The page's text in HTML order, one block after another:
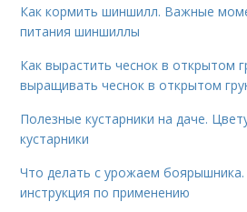
Как кормить шиншилл. Важные
питания шиншиллы
Как вырастить чеснок в открытом
выращивать чеснок в открытом
Полезные кустарники на даче.
кустарники
Что делать с урожаем
инструкция по применению